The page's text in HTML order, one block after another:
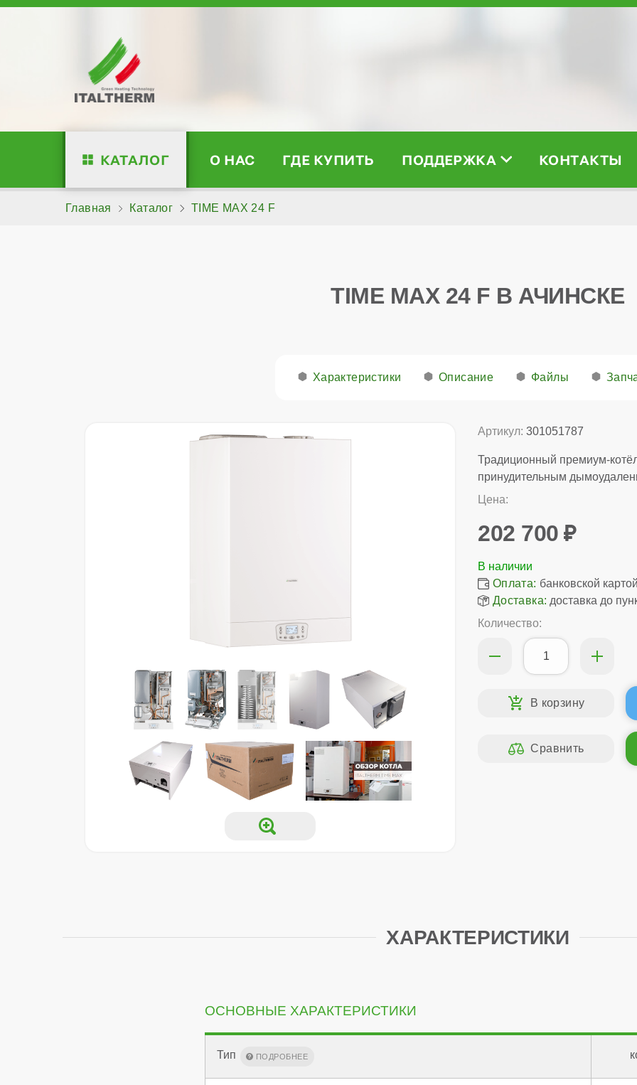
КАТАЛОГ О НАС ГДЕ КУПИТЬ ПОДДЕРЖКА КОНТАКТЫ
Главная Каталог TIME MAX 24 F
TIME MAX 24 F В АЧИНСКЕ
Характеристики Описание Файлы
Артикул: 301051787
Традиционный премиум-
принудительным
Цена:
202 700
Оплата: банковской
Доставка: доставка до
Количество:
ХАРАКТЕРИСТИКИ
ОСНОВНЫЕ ХАРАКТЕРИСТИКИ
Тип